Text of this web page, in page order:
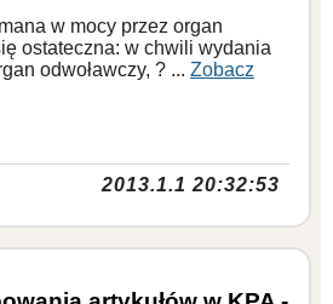
w mocy przez organ
ostateczna: w chwili wydania
odwoławczy, ? ... Zobacz
2013.1.1 20:32:53